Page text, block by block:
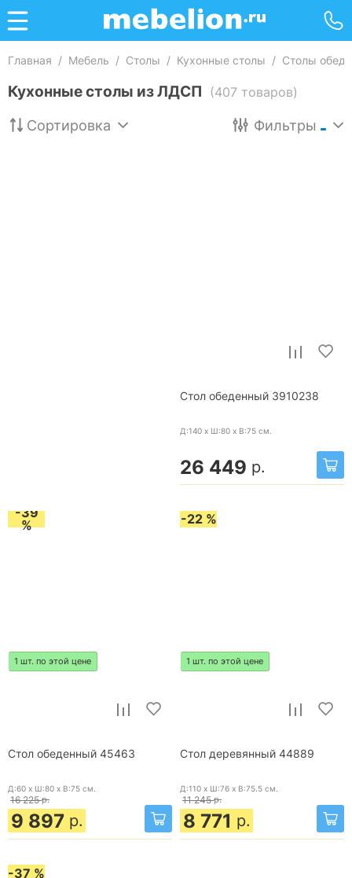
Главная / Мебель / Столы / Кухонные столы / Столы
Кухонные столы из ЛДСП (407 товаров)
Сортировка Фильтры
Стол обеденный 3910238
Д:140 x Ш:80 x В:75 см.
26 449 р.
-39
%
1 шт. по этой цене
Стол обеденный 45463
Д:60 x Ш:80 x В:75 см.
16 225 р.
9 897 р.
-22 %
1 шт. по этой цене
Стол деревянный 44889
Д:110 x Ш:76 x В:75.5 см.
11 245 р.
8 771 р.
-37 %